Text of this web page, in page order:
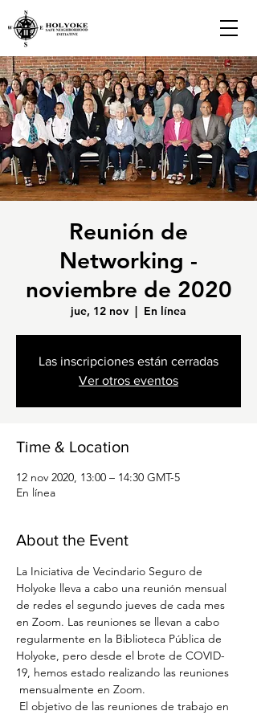
Reunión de
Networking -
noviembre de 2020
jue, 12 nov
  |
En línea
Las inscripciones están cerradas
Ver otros eventos
Time & Location
12 nov 2020, 13:00 – 14:30 GMT-5
En línea
About the Event
La Iniciativa de Vecindario Seguro de
Holyoke lleva a cabo una reunión mensual
de redes el segundo jueves de cada mes
en Zoom. Las reuniones se llevan a cabo
regularmente en la Biblioteca Pública de
Holyoke, pero desde el brote de COVID-
19, hemos estado realizando las reuniones
mensualmente en Zoom.